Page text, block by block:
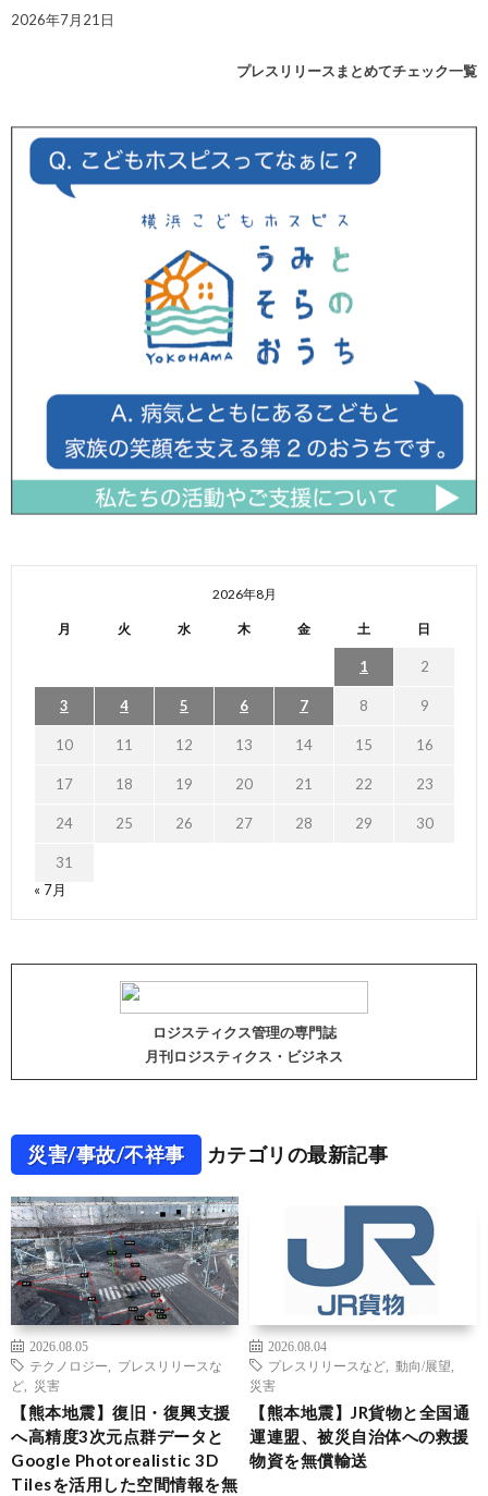
2026年7月21日
プレスリリースまとめてチェック一覧
2026年8月
月 火 水 木 金 土 日
1 2
3 4 5 6 7 8 9
10 11 12 13 14 15 16
17 18 19 20 21 22 23
24 25 26 27 28 29 30
31
« 7月
ロジスティクス管理の専門誌
月刊ロジスティクス・ビジネス
災害/事故/不祥事 カテゴリの最新記事
2026.08.05
テクノロジー
プレスリリースな
ど
災害
【熊本地震】復旧・復興支援
へ高精度3次元点群データと
Google Photorealistic 3D
Tilesを活用した空間情報を無
2026.08.04
プレスリリースなど
動向/展望
災害
【熊本地震】JR貨物と全国通
運連盟、被災自治体への救援
物資を無償輸送